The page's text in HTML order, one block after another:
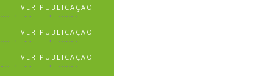
VER PUBLICAÇÃO
23 de Maio de 2024
VER PUBLICAÇÃO
22 de Maio de 2024
VER PUBLICAÇÃO
13 de Maio de 2024